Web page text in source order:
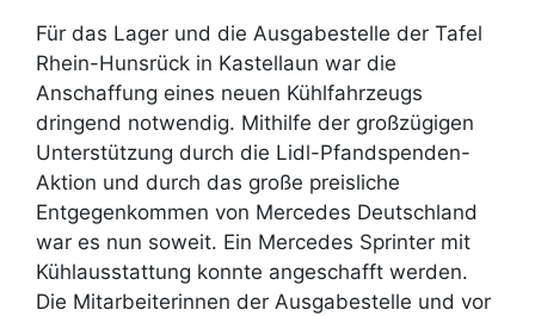
Für das Lager und die Ausgabestelle der Tafel
Rhein-Hunsrück in Kastellaun war die
Anschaffung eines neuen Kühlfahrzeugs
dringend notwendig. Mithilfe der großzügigen
Unterstützung durch die Lidl-Pfandspenden-
Aktion und durch das große preisliche
Entgegenkommen von Mercedes Deutschland
war es nun soweit. Ein Mercedes Sprinter mit
Kühlausstattung konnte angeschafft werden.
Die Mitarbeiterinnen der Ausgabestelle und vor